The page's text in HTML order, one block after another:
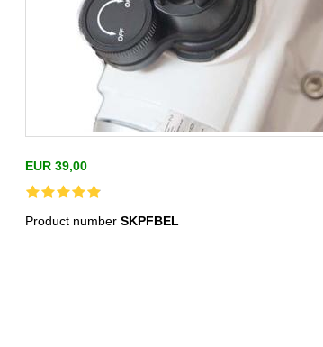
EUR 39,00
Product numberSKPFBEL